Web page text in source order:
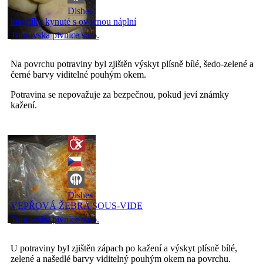
Dishes
knedlíky kynuté s ovocnou náplní
Turnovská pivnice s.r.o.
Na povrchu potraviny byl zjištěn výskyt plísně bílé, šedo-zelené a
černé barvy viditelné pouhým okem.
Potravina se nepovažuje za bezpečnou, pokud jeví známky
kažení.
Dishes
VEPŘOVÁ ŽEBRA SOUS-VIDE
Turnovská pivnice s.r.o.
U potraviny byl zjištěn zápach po kažení a výskyt plísně bílé,
zelené a našedlé barvy viditelný pouhým okem na povrchu.